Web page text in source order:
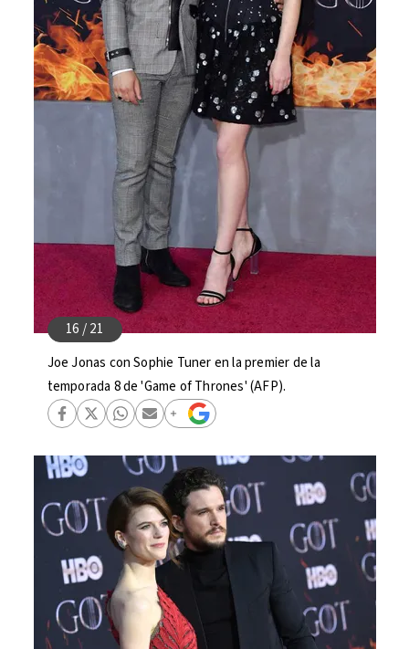
Joe Jonas con Sophie Tuner en la premier de la
temporada 8 de 'Game of Thrones' (AFP).